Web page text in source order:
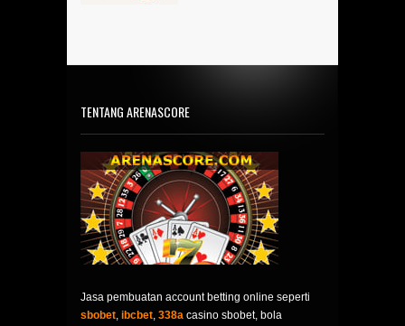
TENTANG ARENASCORE
Jasa pembuatan account betting online seperti
sbobet, ibcbet, 338a casino sbobet, bola